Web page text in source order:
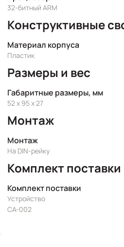
32-битный ARM
Конструктивные
Материал корпуса
Пластик
Размеры и вес
Габаритные размеры, мм
52 x 95 x 27
Монтаж
Монтаж
На DIN-рейку
Комплект поставки
Комплект поставки
Устройство
CA-002